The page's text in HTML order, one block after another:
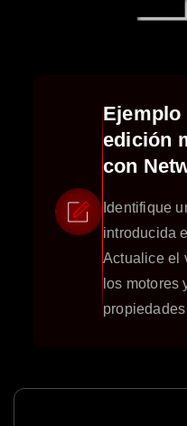
Ejemplo
edición
con
Identifique
introducida
Actualice el
los motores